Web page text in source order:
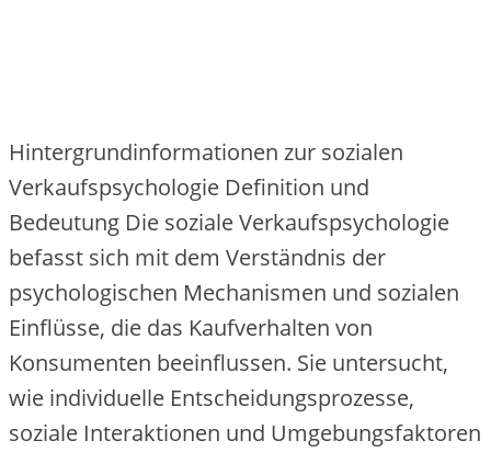
Hintergrundinformationen zur sozialen
Verkaufspsychologie Definition und
Bedeutung Die soziale Verkaufspsychologie
befasst sich mit dem Verständnis der
psychologischen Mechanismen und sozialen
Einflüsse, die das Kaufverhalten von
Konsumenten beeinflussen. Sie untersucht,
wie individuelle Entscheidungsprozesse,
soziale Interaktionen und Umgebungsfaktoren